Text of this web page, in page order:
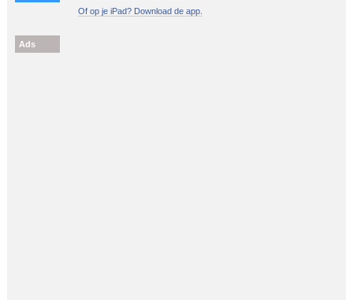
Of op je iPad? Download de app.
Ads